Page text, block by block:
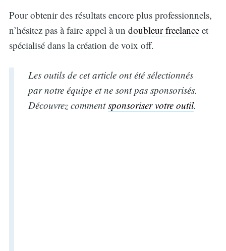
Pour obtenir des résultats encore plus professionnels,
n’hésitez pas à faire appel à un doubleur freelanceet
spécialisé dans la création de voix off.
Les outils de cet article ont été sélectionnés
par notre équipe et ne sont pas sponsorisés.
Découvrez commentsponsoriser votre outil.